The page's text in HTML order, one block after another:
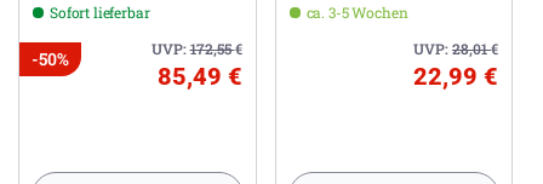
Sofort lieferbar
UVP:172,55€
-50%
85,49 €
ca. 3-5 Wochen
UVP:28,01€
22,99 €